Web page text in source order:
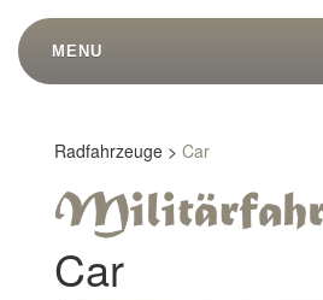
MENU
Radfahrzeuge > Car
Car